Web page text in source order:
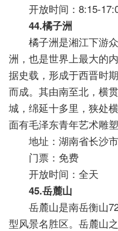
开放时间：8:15-
44.橘子洲
橘子洲是湘江下游众
洲，也是世界上最大的
据史载，形成于西晋时
而成。其由南至北，横
城，绵延十多里，狭处
面有毛泽东青年艺术雕
地址：湖南省长沙市
门票：免费
开放时间：全天
45.岳麓山
岳麓山是南岳衡山72
型风景名胜区。岳麓山